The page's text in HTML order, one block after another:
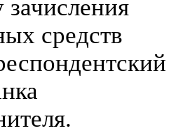
зачисления
средств